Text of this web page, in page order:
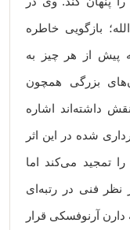
بازگویی خاطره
پیش از هر چیز به
بزرگی همچون
داشته‌اند اشاره
شده در این اثر
تمجید می‌کند اما
فنی در رتبه‌ای
دارن آرنوفسکی قرار